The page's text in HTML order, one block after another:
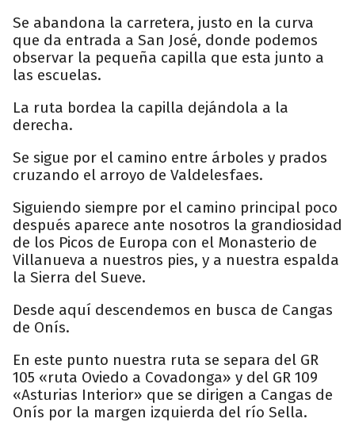
Se abandona la carretera, justo en la curva
que da entrada a San José, donde podemos
observar la pequeña capilla que esta junto a
las escuelas.
La ruta bordea la capilla dejándola a la
derecha.
Se sigue por el camino entre árboles y prados
cruzando el arroyo de Valdelesfaes.
Siguiendo siempre por el camino principal poco
después aparece ante nosotros la grandiosidad
de los Picos de Europa con el Monasterio de
Villanueva a nuestros pies, y a nuestra espalda
la Sierra del Sueve.
Desde aquí descendemos en busca de Cangas
de Onís.
En este punto nuestra ruta se separa del GR
105 «ruta Oviedo a Covadonga» y del GR 109
«Asturias Interior» que se dirigen a Cangas de
Onís por la margen izquierda del río Sella.